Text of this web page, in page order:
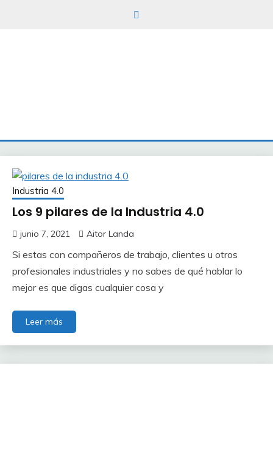
Industria 4.0
Los 9 pilares de la Industria 4.0
junio 7, 2021 Aitor Landa
Si estas con compañeros de trabajo, clientes u otros
profesionales industriales y no sabes de qué hablar lo
mejor es que digas cualquier cosa y
Leer más